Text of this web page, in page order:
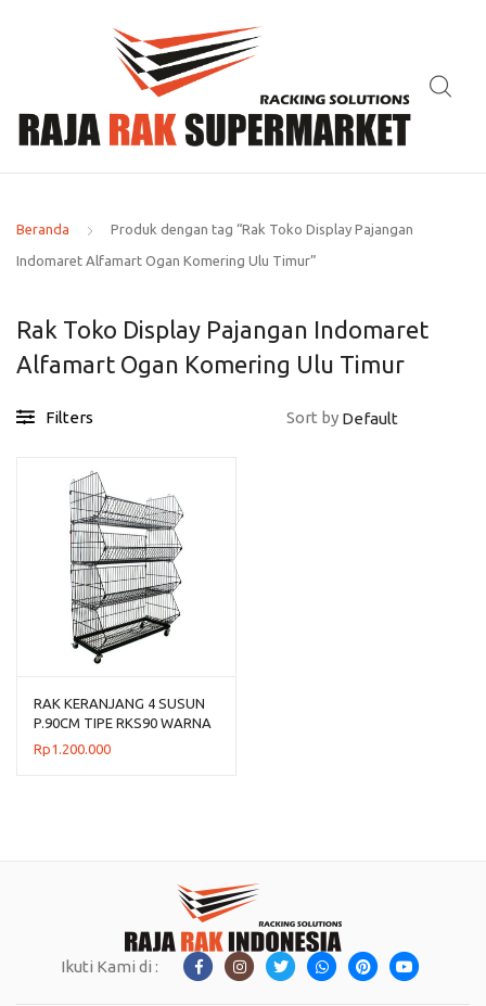
Beranda Produk dengan tag “Rak Toko Display Pajangan
Indomaret Alfamart Ogan Komering Ulu Timur”
Rak Toko Display Pajangan Indomaret
Alfamart Ogan Komering Ulu Timur
Filters Sort by
RAK KERANJANG 4 SUSUN
P.90CM TIPE RKS90 WARNA
HITAM & PUTIH
Rp1.200.000
Ikuti Kami di :